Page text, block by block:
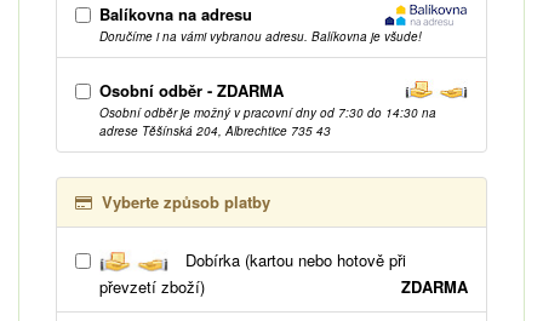
Balíkovna na adresu
Doručíme i na vámi vybranou adresu. Balíkovna je všude!
Osobní odběr - ZDARMA
Osobní odběr je možný v pracovní dny od 7:30 do 14:30 na
adrese Těšínská 204, Albrechtice 735 43
Vyberte způsob platby
Dobírka (kartou nebo hotově při
převzetí zboží)
ZDARMA